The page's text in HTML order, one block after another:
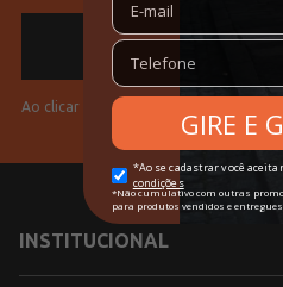
Ao clicar em "Cadastrar" você aceita os
INSTITUCIONAL